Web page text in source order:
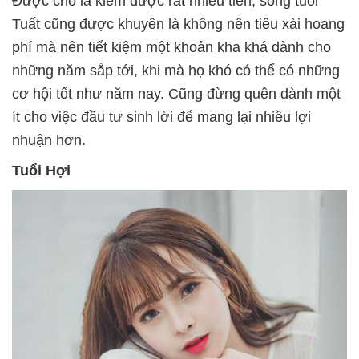
Tuất cũng được khuyên là không nên tiêu xài hoang
phí mà nên tiết kiệm một khoản kha khá dành cho
những năm sắp tới, khi mà họ khó có thể có những
cơ hội tốt như năm nay. Cũng đừng quên dành một
ít cho việc đầu tư sinh lời để mang lại nhiều lợi
nhuận hơn.
Tuổi Hợi